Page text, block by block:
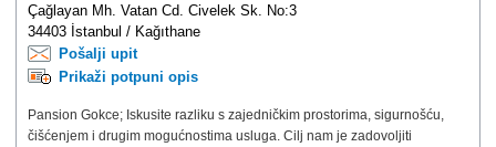
Çağlayan Mh. Vatan Cd. Civelek Sk. No:3
34403 İstanbul / Kağıthane
Pošalji upit
Prikaži potpuni opis
Pansion Gokce; Iskusite razliku s zajedničkim prostorima, sigurnošću,
čišćenjem i drugim mogućnostima usluga. Cilj nam je zadovoljiti